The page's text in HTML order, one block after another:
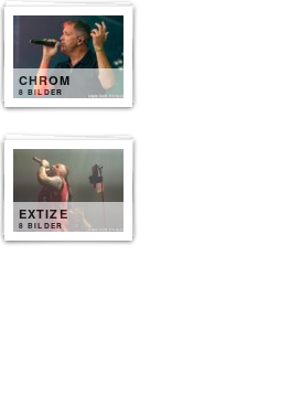
CHROM
8 BILDER
EXTIZE
8 BILDER